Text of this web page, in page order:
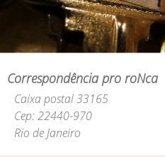
Correspondência pro roNca
Caixa postal 33165
Cep: 22440-970
Rio de Janeiro